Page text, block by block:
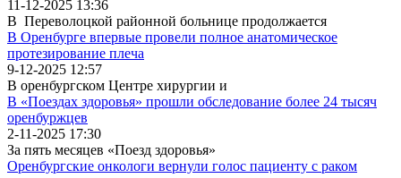
11-12-2025 13:36
В Переволоцкой районной больнице продолжается
В Оренбурге впервые провели полное анатомическое
протезирование плеча
9-12-2025 12:57
В оренбургском Центре хирургии и
В «Поездах здоровья» прошли обследование более 24 тысяч
оренбуржцев
2-11-2025 17:30
За пять месяцев «Поезд здоровья»
Оренбургские онкологи вернули голос пациенту с раком